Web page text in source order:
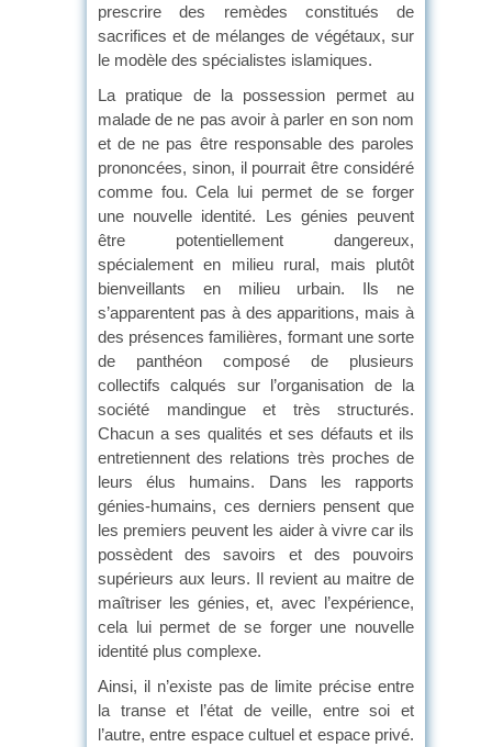
prescrire des remèdes constitués de
sacrifices et de mélanges de végétaux, sur
le modèle des spécialistes islamiques.
La pratique de la possession permet au
malade de ne pas avoir à parler en son nom
et de ne pas être responsable des paroles
prononcées, sinon, il pourrait être considéré
comme fou. Cela lui permet de se forger
une nouvelle identité. Les génies peuvent
être potentiellement dangereux,
spécialement en milieu rural, mais plutôt
bienveillants en milieu urbain. Ils ne
s’apparentent pas à des apparitions, mais à
des présences familières, formant une sorte
de panthéon composé de plusieurs
collectifs calqués sur l’organisation de la
société mandingue et très structurés.
Chacun a ses qualités et ses défauts et ils
entretiennent des relations très proches de
leurs élus humains. Dans les rapports
génies-humains, ces derniers pensent que
les premiers peuvent les aider à vivre car ils
possèdent des savoirs et des pouvoirs
supérieurs aux leurs. Il revient au maitre de
maîtriser les génies, et, avec l’expérience,
cela lui permet de se forger une nouvelle
identité plus complexe.
Ainsi, il n’existe pas de limite précise entre
la transe et l’état de veille, entre soi et
l’autre, entre espace cultuel et espace privé.